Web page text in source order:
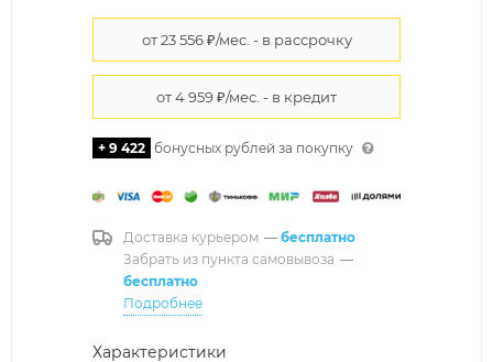
+ 9 422 бонусных рублей за покупку
Доставка курьером — бесплатно
Забрать из пункта самовывоза —
бесплатно
Подробнее
Характеристики